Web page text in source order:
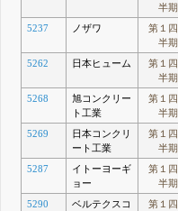
半期
5237 ノザワ
第１四
半期
5262 日本ヒューム
第１四
半期
5268
旭コンクリー
ト工業
第１四
半期
5269
日本コンクリ
ート工業
第１四
半期
5287
イトーヨーギ
ョー
第１四
半期
5290
ベルテクスコ
第１四